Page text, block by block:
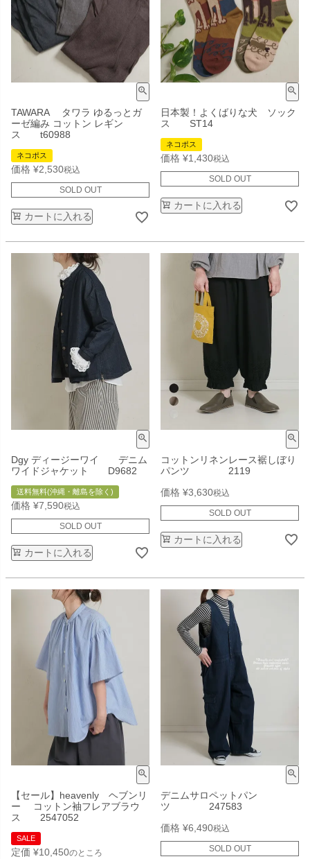
TAWARA タワラ ゆるっとガ
ーゼ編み コットン レギン
ス t60988
ネコポス
価格 ¥2,530税込
SOLD OUT
カートに入れる
日本製！よくばりな犬 ソック
ス ST14
ネコポス
価格 ¥1,430税込
SOLD OUT
カートに入れる
Dgy ディージーワイ デニム
ワイドジャケット D9682
送料無料(沖縄・離島を除く)
価格 ¥7,590税込
SOLD OUT
カートに入れる
コットンリネンレース裾しぼり
パンツ 2119
価格 ¥3,630税込
SOLD OUT
カートに入れる
【セール】heavenly ヘブンリ
ー コットン袖フレアブラウ
ス 2547052
SALE
定価 ¥10,450のところ
デニムサロペットパン
ツ 247583
価格 ¥6,490税込
SOLD OUT